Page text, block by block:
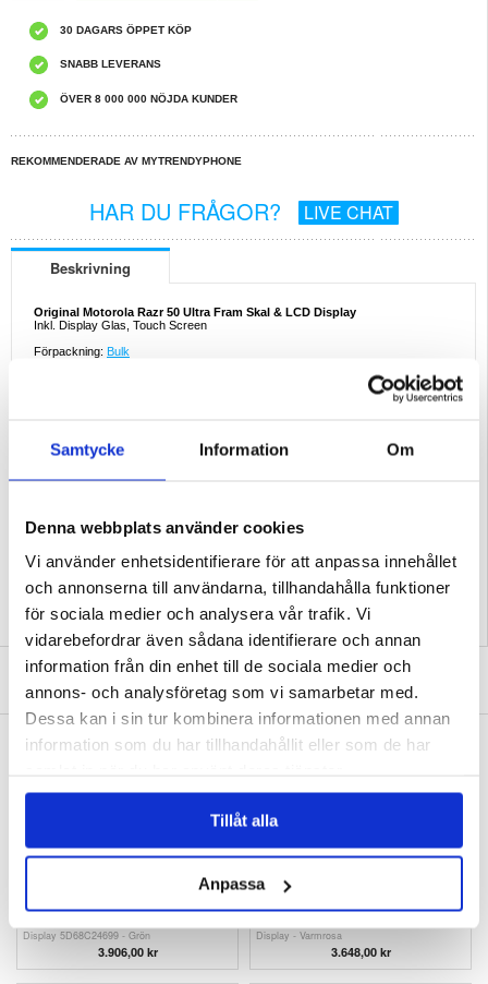
Samtycke Information Om
Denna webbplats använder cookies
Vi använder enhetsidentifierare för att anpassa innehållet
och annonserna till användarna, tillhandahålla funktioner
för sociala medier och analysera vår trafik. Vi
vidarebefordrar även sådana identifierare och annan
information från din enhet till de sociala medier och
annons- och analysföretag som vi samarbetar med.
Dessa kan i sin tur kombinera informationen med annan
information som du har tillhandahållit eller som de har
Tillåt alla
Anpassa
30 DAGARS ÖPPET KÖP
SNABB LEVERANS
ÖVER 8 000 000 NÖJDA KUNDER
REKOMMENDERADE AV MYTRENDYPHONE
HAR DU FRÅGOR? LIVE CHAT
Beskrivning
Original Motorola Razr 50 Ultra Fram Skal & LCD Display
Inkl. Display Glas, Touch Screen
Förpackning: Bulk
Om du inte vill reparera en enhet på egen hand, kan vi göra det åt dig. Våra
vår egen verkstad, d.v.s. vi skickar inte din telefon till ett annat serviceställe.
Det innebär att vi erbjuder den snabbaste och billigaste tjänsten på marknaden.
Motorola Razr 50 Ultra LCD-display & Pekskärm Reparation
Relaterade kategorier:Reparation,Mobilreparation,
SKRIV EN RECENSION
ANDRA KUNDER HAR OCKSÅ KÖPT
425,00 kr 3.648,00kr
Display 5D68C24699 - Grön
3.906,00kr
Display - Varmrosa
3.648,00kr